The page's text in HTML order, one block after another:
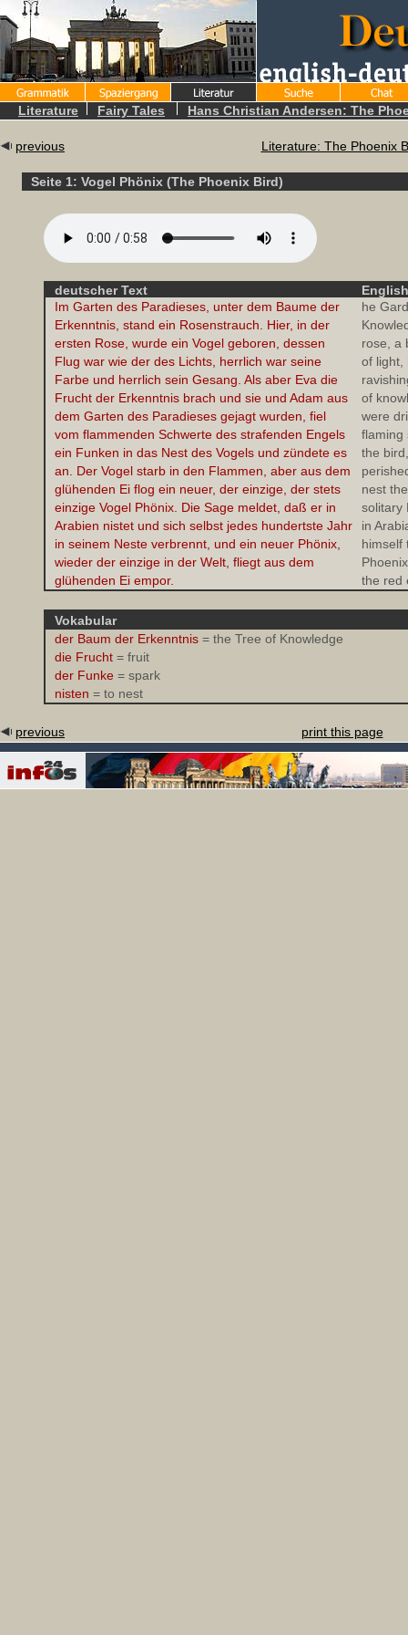
Literature Fairy Tales Hans Christian Andersen: The
previous Literature: The Phoenix
Seite 1: Vogel Phönix (The Phoenix Bird)
deutscher Text
Im Garten des Paradieses, unter dem Baume der
Erkenntnis, stand ein Rosenstrauch. Hier, in der
ersten Rose, wurde ein Vogel geboren, dessen
Flug war wie der des Lichts, herrlich war seine
Farbe und herrlich sein Gesang. Als aber Eva die
Frucht der Erkenntnis brach und sie und Adam aus
dem Garten des Paradieses gejagt wurden, fiel
vom flammenden Schwerte des strafenden Engels
ein Funken in das Nest des Vogels und zündete es
an. Der Vogel starb in den Flammen, aber aus dem
glühenden Ei flog ein neuer, der einzige, der stets
einzige Vogel Phönix. Die Sage meldet, daß er in
Arabien nistet und sich selbst jedes hundertste Jahr
in seinem Neste verbrennt, und ein neuer Phönix,
wieder der einzige in der Welt, fliegt aus dem
glühenden Ei empor.
he
rose, a
of light,
of
were
flaming
the
nest
solitary
in
himself
the red
Vokabular
der Baum der Erkenntnis = the Tree of Knowledge
die Frucht = fruit
der Funke = spark
nisten = to nest
previous print this page